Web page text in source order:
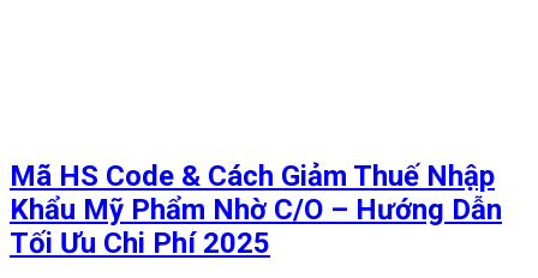
Mã HS Code & Cách Giảm Thuế Nhập
Khẩu Mỹ Phẩm Nhờ C/O – Hướng Dẫn
Tối Ưu Chi Phí 2025